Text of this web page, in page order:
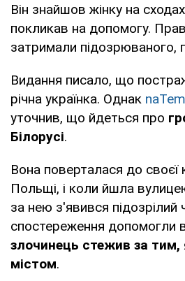
Він знайшов жінку на сходах
покликав на допомогу.
затримали підозрюваного,
Видання писало, що
річна українка. Однак
уточнив, що йдеться про
Білорусі.
Вона поверталася до своєї
Польщі, і коли йшла
за нею з'явився підозрілий
спостереження допомогли
злочинець стежив за тим,
містом.